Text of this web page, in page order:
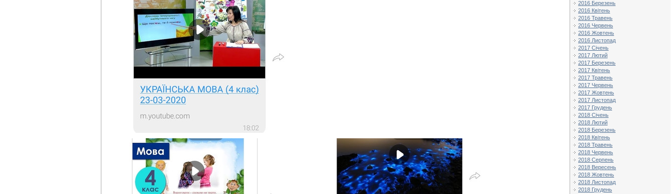
2016 Березень
2016 Квітень
2016 Травень
2016 Червень
2016 Жовтень
2016 Листопад
2017 Січень
2017 Лютий
2017 Березень
2017 Квітень
2017 Травень
2017 Червень
2017 Жовтень
2017 Листопад
2017 Грудень
2018 Січень
2018 Лютий
2018 Березень
2018 Квітень
2018 Травень
2018 Червень
2018 Серпень
2018 Вересень
2018 Жовтень
2018 Листопад
2018 Грудень